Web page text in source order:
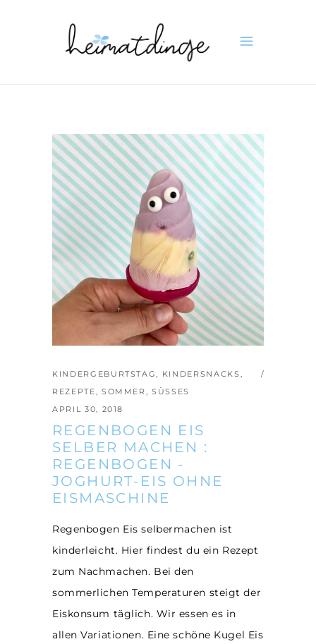
KINDERGEBURTSTAG, KINDERSNACKS,
REZEPTE, SOMMER,SÜSSES
APRIL 30, 2018
REGENBOGEN EIS
SELBER MACHEN :
REGENBOGEN -
JOGHURT-EIS OHNE
EISMASCHINE
Regenbogen Eis selbermachen ist
kinderleicht. Hier findest du ein Rezept
zum Nachmachen. Bei den
sommerlichen Temperaturen steigt der
Eiskonsum täglich. Wir essen es in
allen Variationen. Eine schöne Kugel Eis